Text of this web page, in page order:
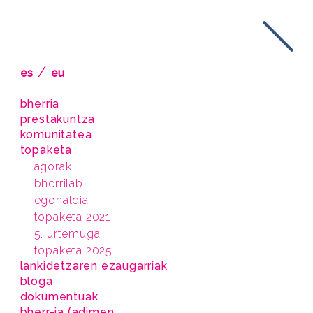
es / eu
bherria
prestakuntza
komunitatea
topaketa
agorak
bherrilab
egonaldia
topaketa 2021
5. urtemuga
topaketa 2025
lankidetzaren ezaugarriak
bloga
dokumentuak